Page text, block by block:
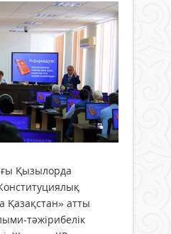
Қызылорда
атты
тәжірибелік